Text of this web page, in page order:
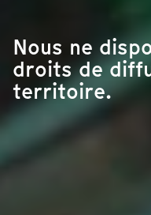
Nous ne
droits de
territoire.